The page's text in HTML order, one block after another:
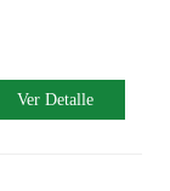
Ver Detalle